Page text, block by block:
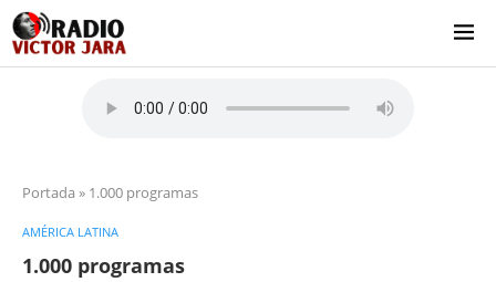
Portada » 1.000 programas
AMÉRICA LATINA
1.000 programas